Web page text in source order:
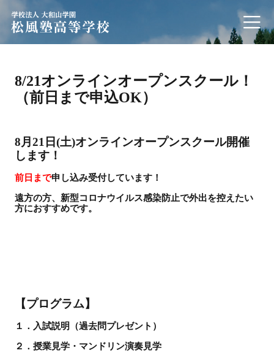
8/21オンラインオープンスクール！
（前日まで申込OK）
8月21日(土)オンラインオープンスクール開催
します！
前日まで申し込み受付しています！
遠方の方、新型コロナウイルス感染防止で外出を控えたい
方におすすめです。
【プログラム】
１．入試説明（過去問プレゼント）
２．授業見学・マンドリン演奏見学